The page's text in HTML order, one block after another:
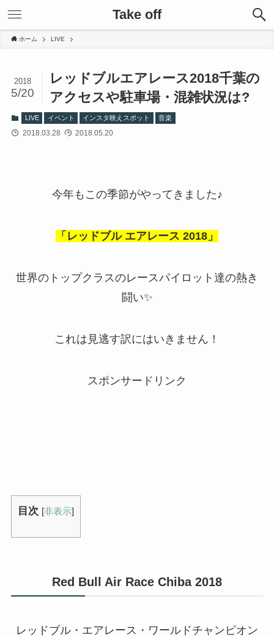
Take off
ホーム LIVE
レッドブルエアレース2018千葉の
アクセスや駐車場・混雑状況は?
2018
5/20
LIVE イベント インスタ映えスポット 音楽
2018.03.28 2018.05.20
今年もこの季節がやってきました♪︎
「レッドブル エアレース 2018」
世界のトップクラスのレースパイロット達の熱き
闘い✨
これは見逃す訳にはいきません！
スポンサードリンク
目次 [非表示]
Red Bull Air Race Chiba 2018
レッドブル・エアレース・ワールドチャンピオン